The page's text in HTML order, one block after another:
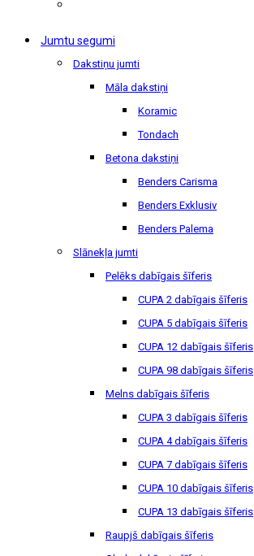
Jumtu segumi
Dakstiņu jumti
Māla dakstiņi
Koramic
Tondach
Betona dakstiņi
Benders Carisma
Benders Exklusiv
Benders Palema
Slānekļa jumti
Pelēks dabīgais šīferis
CUPA 2 dabīgais šīferis
CUPA 5 dabīgais šīferis
CUPA 12 dabīgais šīferis
CUPA 98 dabīgais šīferis
Melns dabīgais šīferis
CUPA 3 dabīgais šīferis
CUPA 4 dabīgais šīferis
CUPA 7 dabīgais šīferis
CUPA 10 dabīgais šīferis
CUPA 13 dabīgais šīferis
Raupjš dabīgais šīferis